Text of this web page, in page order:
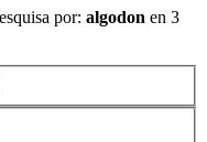
por: algodon en 3